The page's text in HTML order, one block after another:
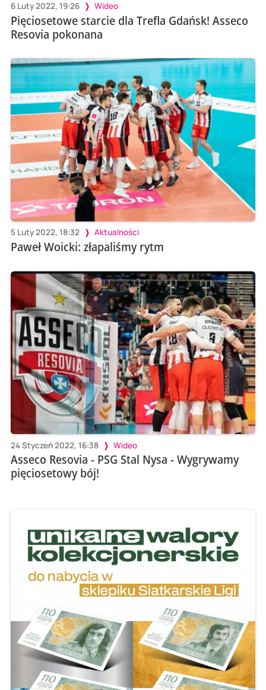
6 Luty 2022, 19:26 Wideo
Pięciosetowe starcie dla Trefla Gdańsk! Asseco
Resovia pokonana
5 Luty 2022, 18:32 Aktualności
Paweł Woicki: złapaliśmy rytm
24 Styczeń 2022, 16:38 Wideo
Asseco Resovia - PSG Stal Nysa - Wygrywamy
pięciosetowy bój!